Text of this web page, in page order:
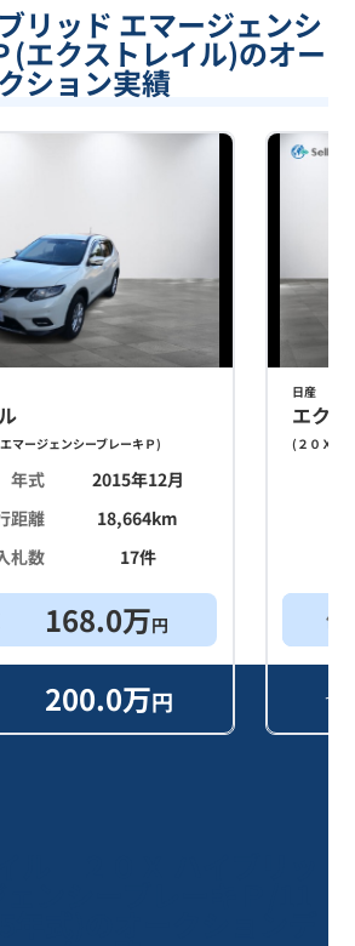
リッド エマージェンシ
(エクストレイル)のオー
クション実績
マージェンシーブレーキＰ)
年式
2015年12月
距離
18,664km
札数
17件
168.0万円
200.0万円
日産
エク
( ２０Ｘ ハ
他
セ